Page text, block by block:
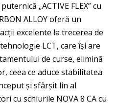
„ACTIVE FLEX” cu
ALLOY oferă un
excelente la trecerea de
LCT, care își are
de curse, elimină
ceea ce aduce stabilitatea
și sfârșit lin al
cu schiurile NOVA 8 CA cu